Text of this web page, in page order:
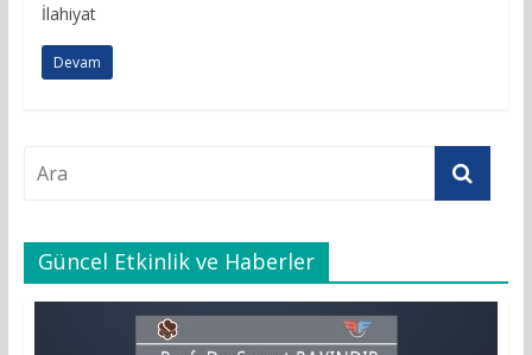
İlahiyat
Devam
Güncel Etkinlik ve Haberler